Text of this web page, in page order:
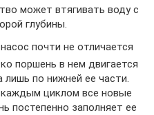
может втягивать воду с
глубины.
почти не отличается
поршень в нем двигается
лишь по нижней ее части.
каждым циклом все новые
постепенно заполняет ее